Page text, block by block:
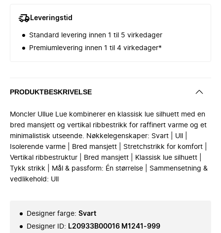
Leveringstid
Standard levering innen 1 til 5 virkedager
Premiumlevering innen 1 til 4 virkedager*
PRODUKTBESKRIVELSE
Moncler Ullue Lue kombinerer en klassisk lue silhuett med en
bred mansjett og vertikal ribbestrikk for raffinert varme og et
minimalistisk utseende. Nøkkelegenskaper: Svart | Ull |
Isolerende varme | Bred mansjett | Stretchstrikk for komfort |
Vertikal ribbestruktur | Bred mansjett | Klassisk lue silhuett |
Tykk strikk | Mål & passform: Én størrelse | Sammensetning &
vedlikehold: Ull
Designer farge: Svart
Designer ID: L20933B00016 M1241-999